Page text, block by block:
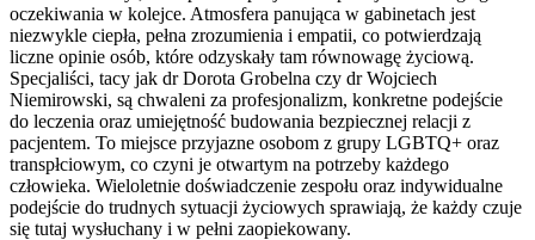
oczekiwania w kolejce. Atmosfera panująca w gabinetach jest
niezwykle ciepła, pełna zrozumienia i empatii, co potwierdzają
liczne opinie osób, które odzyskały tam równowagę życiową.
Specjaliści, tacy jak dr Dorota Grobelna czy dr Wojciech
Niemirowski, są chwaleni za profesjonalizm, konkretne podejście
do leczenia oraz umiejętność budowania bezpiecznej relacji z
pacjentem. To miejsce przyjazne osobom z grupy LGBTQ+ oraz
transpłciowym, co czyni je otwartym na potrzeby każdego
człowieka. Wieloletnie doświadczenie zespołu oraz indywidualne
podejście do trudnych sytuacji życiowych sprawiają, że każdy czuje
się tutaj wysłuchany i w pełni zaopiekowany.